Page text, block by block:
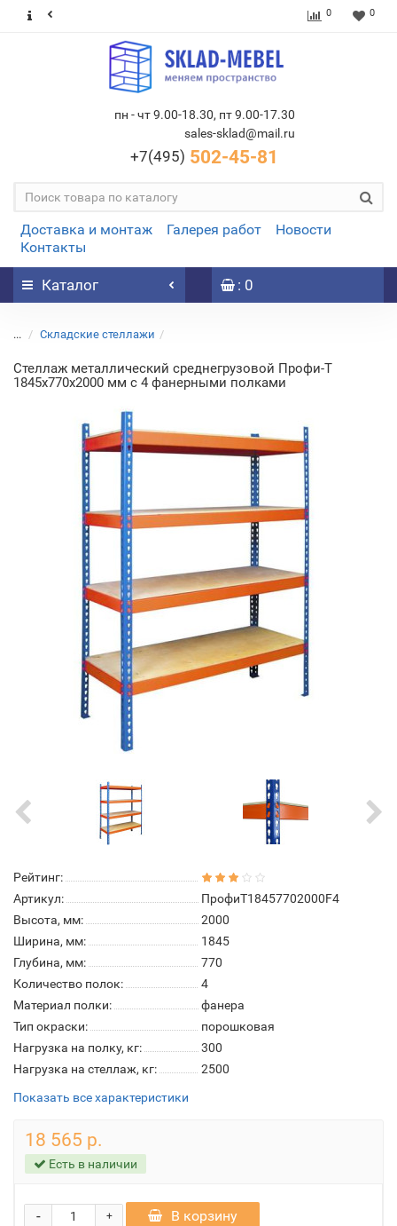
0 0
пн - чт 9.00-18.30, пт 9.00-17.30
sales-sklad@mail.ru
+7(495) 502-45-81
Доставка и монтаж Галерея работ
Новости
Контакты
Каталог : 0
... Складские стеллажи
Стеллаж металлический среднегрузовой Профи-Т
1845х770х2000 мм с 4 фанерными полками
Рейтинг:
Артикул:
ПрофиТ18457702000F4
Высота, мм:
2000
Ширина, мм:
1845
Глубина, мм:
770
Количество полок:
4
Материал полки:
фанера
Тип окраски:
порошковая
Нагрузка на полку, кг:
300
Нагрузка на стеллаж, кг:
2500
Показать все характеристики
18 565 р.
Есть в наличии
+
- В корзину